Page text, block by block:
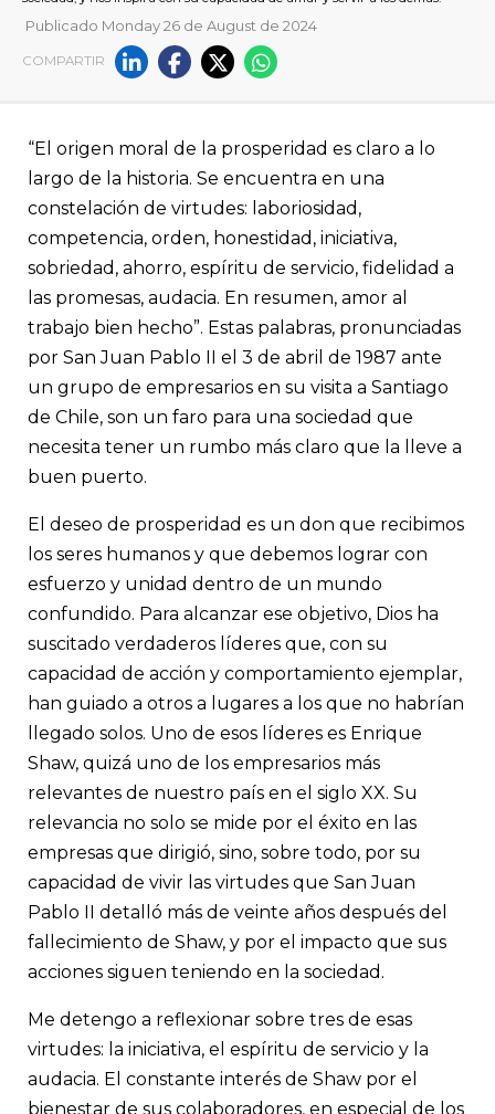
Un modelo a seguir
El empresario Enrique Shaw comprendió la obligación moral
los líderes de construir empresas sustentables que no solo
líderes empresariales de nuestro país bajo una visión
persona humana, lo que lo llevó a impulsar la creación de la
Cristiana de Dirigentes de Empresa (ACDE). Su legado nos
verdadero éxito radica en poner todo nuestro potencial al
sociedad, y nos inspira con su capacidad de amar y servir a
Publicado Monday 26 de August de 2024
COMPARTIR
“El origen moral de la prosperidad es claro a lo
largo de la historia. Se encuentra en una
constelación de virtudes: laboriosidad,
competencia, orden, honestidad, iniciativa,
sobriedad, ahorro, espíritu de servicio, fidelidad a
las promesas, audacia. En resumen, amor al
trabajo bien hecho”. Estas palabras, pronunciadas
por San Juan Pablo II el 3 de abril de 1987 ante
un grupo de empresarios en su visita a Santiago
de Chile, son un faro para una sociedad que
necesita tener un rumbo más claro que la lleve a
buen puerto.
El deseo de prosperidad es un don que recibimos
los seres humanos y que debemos lograr con
esfuerzo y unidad dentro de un mundo
confundido. Para alcanzar ese objetivo, Dios ha
suscitado verdaderos líderes que, con su
capacidad de acción y comportamiento ejemplar,
han guiado a otros a lugares a los que no habrían
llegado solos. Uno de esos líderes es Enrique
Shaw, quizá uno de los empresarios más
relevantes de nuestro país en el siglo XX. Su
relevancia no solo se mide por el éxito en las
empresas que dirigió, sino, sobre todo, por su
capacidad de vivir las virtudes que San Juan
Pablo II detalló más de veinte años después del
fallecimiento de Shaw, y por el impacto que sus
acciones siguen teniendo en la sociedad.
Me detengo a reflexionar sobre tres de esas
virtudes: la iniciativa, el espíritu de servicio y la
audacia. El constante interés de Shaw por el
bienestar de sus colaboradores, en especial de los